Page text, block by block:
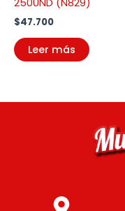
$47.700
Leer más